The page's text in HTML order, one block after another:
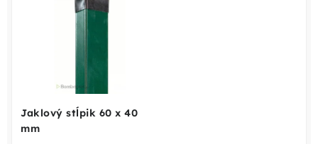
Jaklový stĺpik 60 x 40
mm